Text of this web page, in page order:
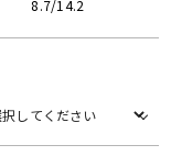
8.7/14.2